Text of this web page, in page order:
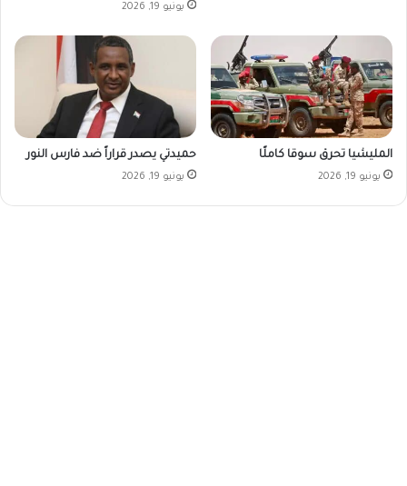
يونيو 19, 2026
المليشيا تحرق سوقا كاملًا
يونيو 19, 2026
حميدتي يصدر قراراً ضد فارس النور
يونيو 19, 2026